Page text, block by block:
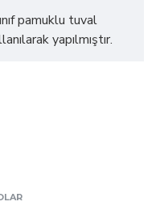
pamuklu tuval
yapılmıştır.